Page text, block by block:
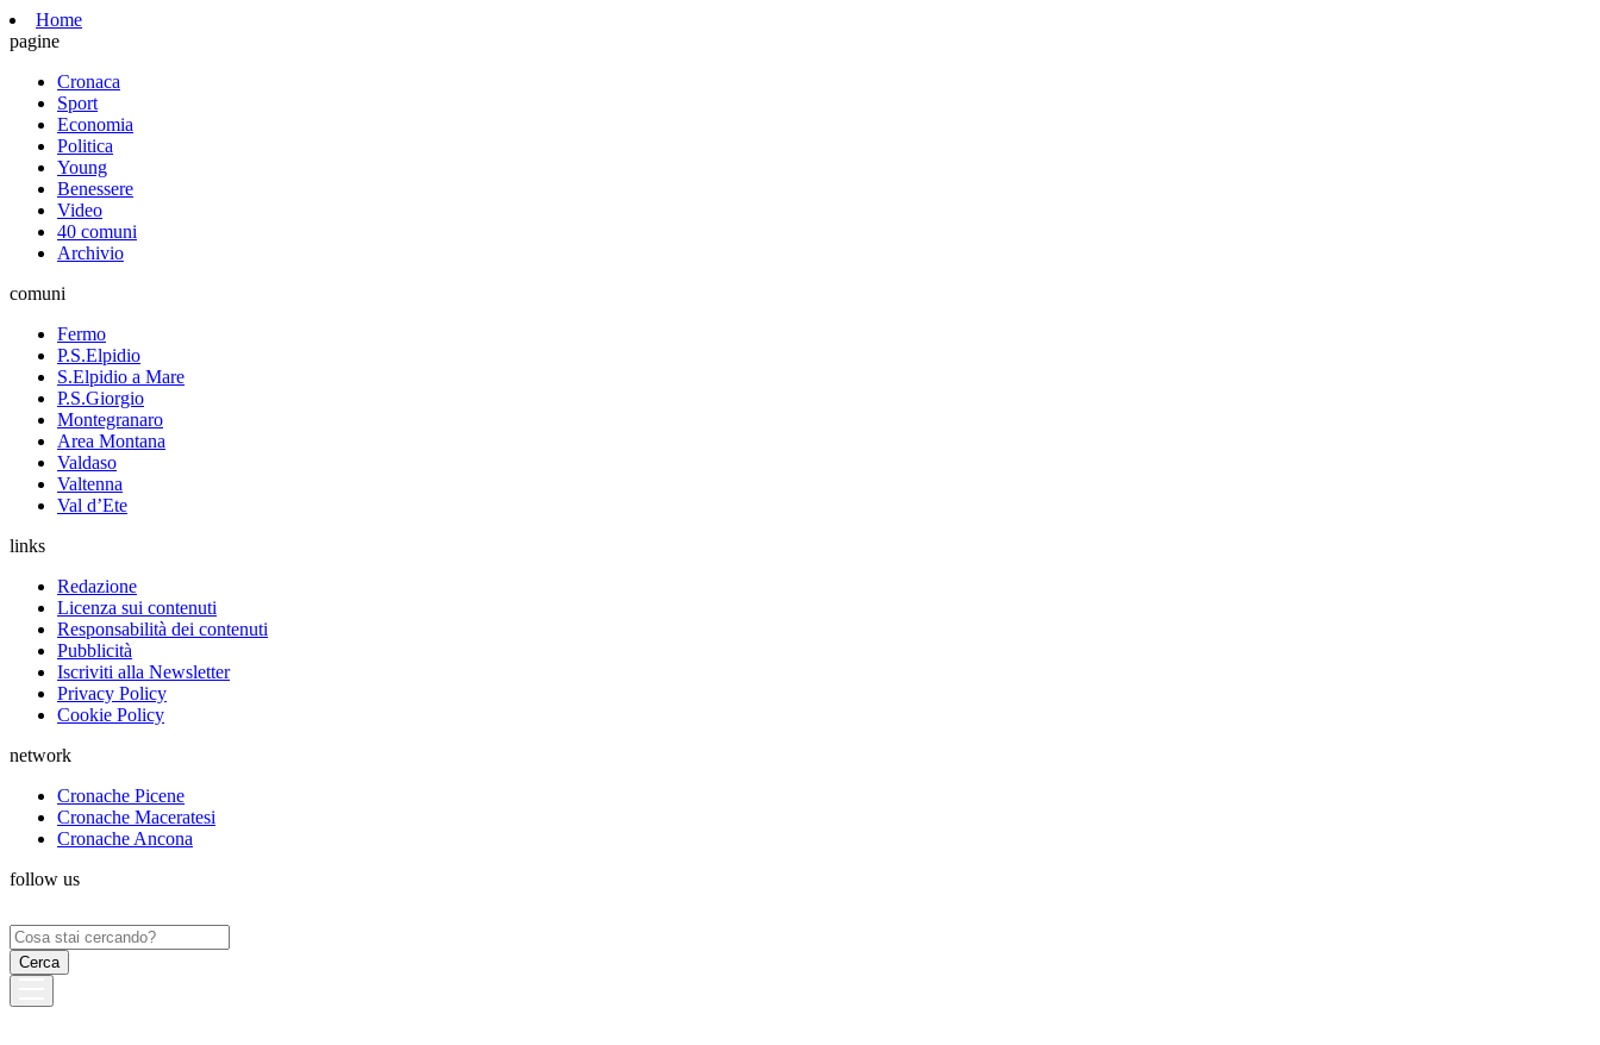
Home
pagine
Cronaca
Sport
Economia
Politica
Young
Benessere
Video
40 comuni
Archivio
comuni
Fermo
P.S.Elpidio
S.Elpidio a Mare
P.S.Giorgio
Montegranaro
Area Montana
Valdaso
Valtenna
Val d’Ete
links
Redazione
Licenza sui contenuti
Responsabilità dei contenuti
Pubblicità
Iscriviti alla Newsletter
Privacy Policy
Cookie Policy
network
Cronache Picene
Cronache Maceratesi
Cronache Ancona
follow us
Ricerca
per: